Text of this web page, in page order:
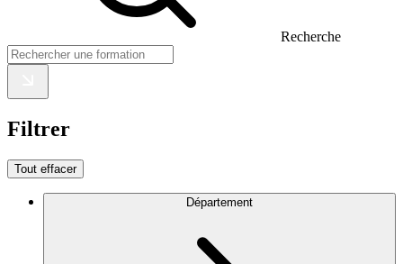
Recherche
Filtrer
Tout effacer
Département